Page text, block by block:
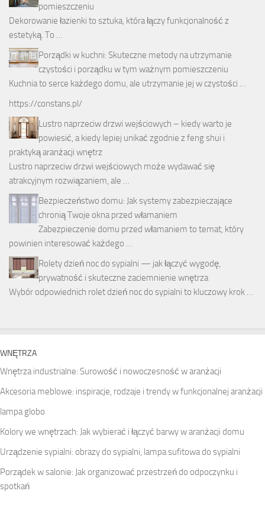
pomieszczeniu
Dekorowanie łazienki to sztuka, która łączy funkcjonalność z
estetyką. To …
Porządki w kuchni: Skuteczne metody na utrzymanie
czystości i porządku w tym ważnym pomieszczeniu
Kuchnia to serce każdego domu, ale utrzymanie jej w czystości …
https://constans.pl/
Lustro naprzeciw drzwi wejściowych – kiedy warto je
powiesić, a kiedy lepiej unikać zgodnie z feng shui i
praktyką aranżacji wnętrz
Lustro naprzeciw drzwi wejściowych może wydawać się
atrakcyjnym rozwiązaniem, ale …
Bezpieczeństwo domu: Jak systemy zabezpieczające
chronią Twoje okna przed włamaniem
Zabezpieczenie domu przed włamaniem to temat, który
powinien interesować każdego …
Rolety dzień noc do sypialni — jak łączyć wygodę,
prywatność i skuteczne zaciemnienie wnętrza
Wybór odpowiednich rolet dzień noc do sypialni to kluczowy krok …
WNĘTRZA
Wnętrza industrialne: Surowość i nowoczesność w aranżacji
Akcesoria meblowe: inspiracje, rodzaje i trendy w funkcjonalnej aranżacji
lampa globo
Kolory we wnętrzach: Jak wybierać i łączyć barwy w aranżacji domu
Urządzenie sypialni: obrazy do sypialni, lampa sufitowa do sypialni
Porządek w salonie: Jak organizować przestrzeń do odpoczynku i
spotkań